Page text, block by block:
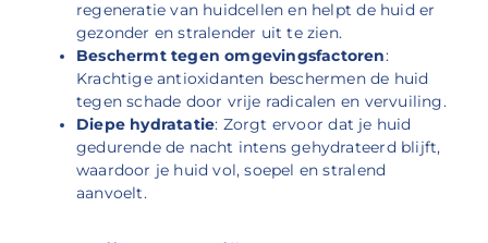
regeneratie van huidcellen en helpt de huid er
gezonder en stralender uit te zien.
Beschermt tegen omgevingsfactoren:
Krachtige antioxidanten beschermen de huid
tegen schade door vrije radicalen en vervuiling.
Diepe hydratatie: Zorgt ervoor dat je huid
gedurende de nacht intens gehydrateerd blijft,
waardoor je huid vol, soepel en stralend
aanvoelt.